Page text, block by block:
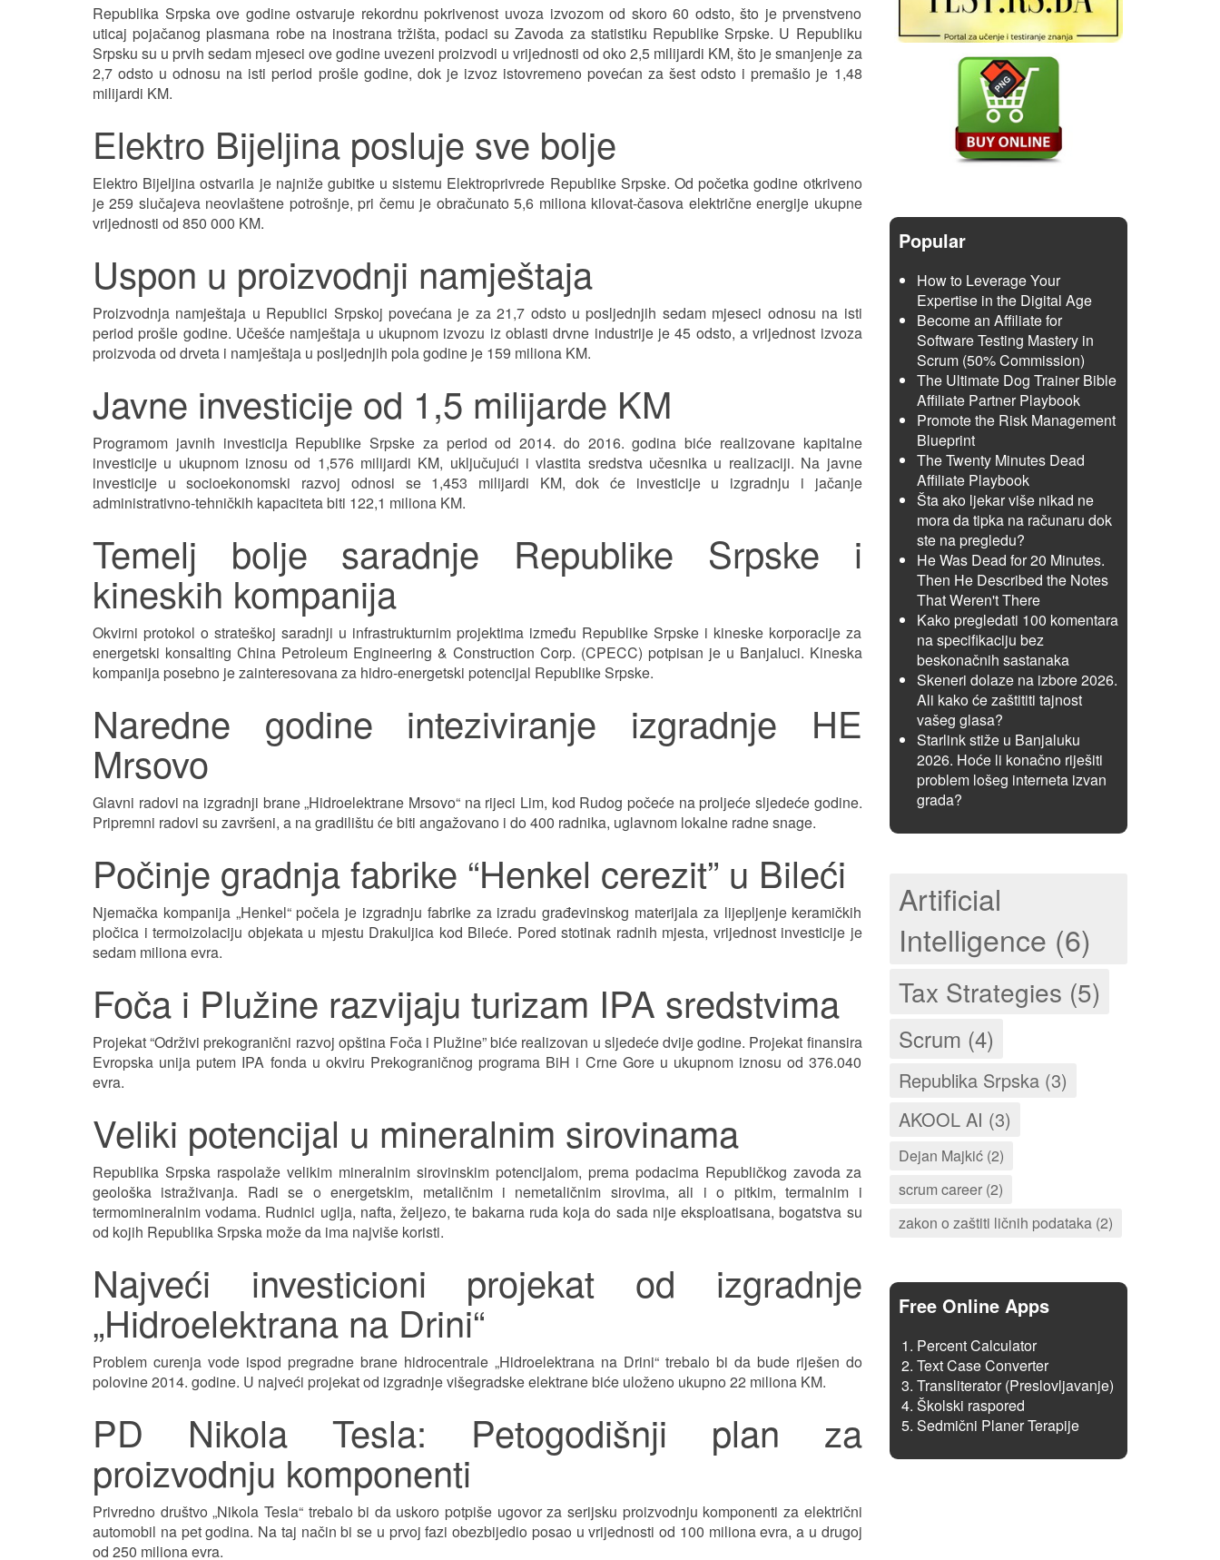
Republika Srpska ove godine ostvaruje rekordnu pokrivenost uvoza izvozom od skoro 60 odsto, što je prvenstveno
uticaj pojačanog plasmana robe na inostrana tržišta, podaci su Zavoda za statistiku Republike Srpske. U Republiku
Srpsku su u prvih sedam mjeseci ove godine uvezeni proizvodi u vrijednosti od oko 2,5 milijardi KM, što je smanjenje za
2,7 odsto u odnosu na isti period prošle godine, dok je izvoz istovremeno povećan za šest odsto i premašio je 1,48
milijardi KM.
Elektro Bijeljina posluje sve bolje
Elektro Bijeljina ostvarila je najniže gubitke u sistemu Elektroprivrede Republike Srpske. Od početka godine otkriveno
je 259 slučajeva neovlaštene potrošnje, pri čemu je obračunato 5,6 miliona kilovat-časova električne energije ukupne
vrijednosti od 850 000 KM.
Uspon u proizvodnji namještaja
Proizvodnja namještaja u Republici Srpskoj povećana je za 21,7 odsto u posljednjih sedam mjeseci odnosu na isti
period prošle godine. Učešće namještaja u ukupnom izvozu iz oblasti drvne industrije je 45 odsto, a vrijednost izvoza
proizvoda od drveta i namještaja u posljednjih pola godine je 159 miliona KM.
Javne investicije od 1,5 milijarde KM
Programom javnih investicija Republike Srpske za period od 2014. do 2016. godina biće realizovane kapitalne
investicije u ukupnom iznosu od 1,576 milijardi KM, uključujući i vlastita sredstva učesnika u realizaciji. Na javne
investicije u socioekonomski razvoj odnosi se 1,453 milijardi KM, dok će investicije u izgradnju i jačanje
administrativno-tehničkih kapaciteta biti 122,1 miliona KM.
Temelj bolje saradnje Republike Srpske i
kineskih kompanija
Okvirni protokol o strateškoj saradnji u infrastrukturnim projektima između Republike Srpske i kineske korporacije za
energetski konsalting China Petroleum Engineering & Construction Corp. (CPECC) potpisan je u Banjaluci. Kineska
kompanija posebno je zainteresovana za hidro-energetski potencijal Republike Srpske.
Naredne godine inteziviranje izgradnje HE
Mrsovo
Glavni radovi na izgradnji brane „Hidroelektrane Mrsovo“ na rijeci Lim, kod Rudog počeće na proljeće sljedeće godine.
Pripremni radovi su završeni, a na gradilištu će biti angažovano i do 400 radnika, uglavnom lokalne radne snage.
Počinje gradnja fabrike “Henkel cerezit” u Bileći
Njemačka kompanija „Henkel“ počela je izgradnju fabrike za izradu građevinskog materijala za lijepljenje keramičkih
pločica i termoizolaciju objekata u mjestu Drakuljica kod Bileće. Pored stotinak radnih mjesta, vrijednost investicije je
sedam miliona evra.
Foča i Plužine razvijaju turizam IPA sredstvima
Projekat “Održivi prekogranični razvoj opština Foča i Plužine” biće realizovan u sljedeće dvije godine. Projekat finansira
Evropska unija putem IPA fonda u okviru Prekograničnog programa BiH i Crne Gore u ukupnom iznosu od 376.040
evra.
Veliki potencijal u mineralnim sirovinama
Republika Srpska raspolaže velikim mineralnim sirovinskim potencijalom, prema podacima Republičkog zavoda za
geološka istraživanja. Radi se o energetskim, metaličnim i nemetaličnim sirovima, ali i o pitkim, termalnim i
termomineralnim vodama. Rudnici uglja, nafta, željezo, te bakarna ruda koja do sada nije eksploatisana, bogatstva su
od kojih Republika Srpska može da ima najviše koristi.
Najveći investicioni projekat od izgradnje
„Hidroelektrana na Drini“
Problem curenja vode ispod pregradne brane hidrocentrale „Hidroelektrana na Drini“ trebalo bi da bude riješen do
polovine 2014. godine. U najveći projekat od izgradnje višegradske elektrane biće uloženo ukupno 22 miliona KM.
PD Nikola Tesla: Petogodišnji plan za
proizvodnju komponenti
Privredno društvo „Nikola Tesla“ trebalo bi da uskoro potpiše ugovor za serijsku proizvodnju komponenti za električni
automobil na pet godina. Na taj način bi se u prvoj fazi obezbijedio posao u vrijednosti od 100 miliona evra, a u drugoj
od 250 miliona evra.
Popular
How to Leverage Your
Expertise in the Digital Age
Become an Affiliate for
Software Testing Mastery in
Scrum (50% Commission)
The Ultimate Dog Trainer Bible
Affiliate Partner Playbook
Promote the Risk Management
Blueprint
The Twenty Minutes Dead
Affiliate Playbook
Šta ako ljekar više nikad ne
mora da tipka na računaru dok
ste na pregledu?
He Was Dead for 20 Minutes.
Then He Described the Notes
That Weren't There
Kako pregledati 100 komentara
na specifikaciju bez
beskonačnih sastanaka
Skeneri dolaze na izbore 2026.
Ali kako će zaštititi tajnost
vašeg glasa?
Starlink stiže u Banjaluku
2026. Hoće li konačno riješiti
problem lošeg interneta izvan
grada?
Artificial
Intelligence (6)
Tax Strategies (5)
Scrum (4)
Republika Srpska (3)
AKOOL AI (3)
Dejan Majkić (2)
scrum career (2)
zakon o zaštiti ličnih podataka (2)
Free Online Apps
Percent Calculator
Text Case Converter
Transliterator (Preslovljavanje)
Školski raspored
Sedmični Planer Terapije